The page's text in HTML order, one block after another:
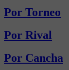
Por Torneo
Por Rival
Por Cancha